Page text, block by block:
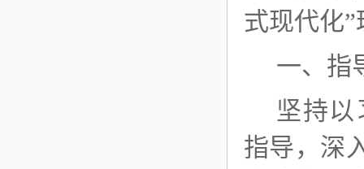
式现代化
一、指
坚持
指导，深